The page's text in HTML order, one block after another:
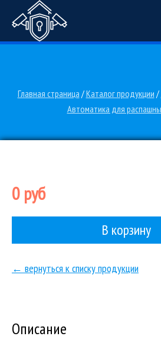
Главная страница /Каталог продукции /
Автоматика для
0 руб
В корзину
← вернуться к списку продукции
Описание